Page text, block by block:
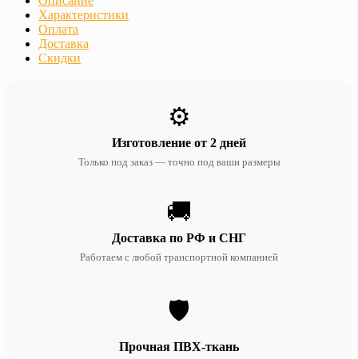
Характеристики
Оплата
Доставка
Скидки
⚙️
Изготовление от 2 дней
Только под заказ — точно под ваши размеры
🚚
Доставка по РФ и СНГ
Работаем с любой транспортной компанией
🛡️
Прочная ПВХ-ткань